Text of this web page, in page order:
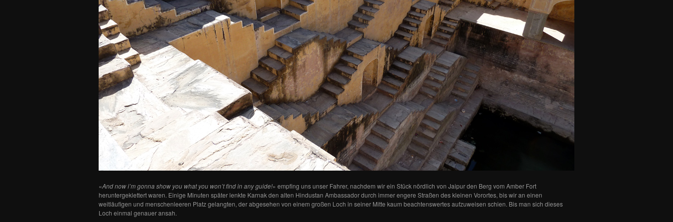
«And now i’m gonna show you what you won’t find in any guide!» empfing uns unser Fahrer, nachdem wir ein Stück nördlich von Jaipur den Berg vom Amber Fort
heruntergeklettert waren. Einige Minuten später lenkte Karnak den alten Hindustan Ambassador durch immer engere Straßen des kleinen Vorortes, bis wir an einen
weitläufigen und menschenleeren Platz gelangten, der abgesehen von einem großen Loch in seiner Mitte kaum beachtenswertes aufzuweisen schien. Bis man sich dieses
Loch einmal genauer ansah.